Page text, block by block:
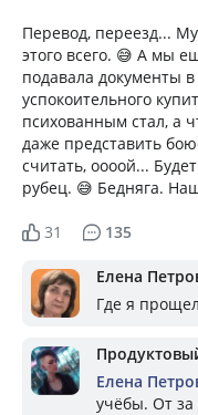
Перевод, переезд...
этого всего. 😅 А мы
подавала документы
успокоительного
психованным стал, а
даже представить
считать, оооой...
рубец. 😅 Бедняга.
31 135
Елена
Где я
Елена
учёбы. От за